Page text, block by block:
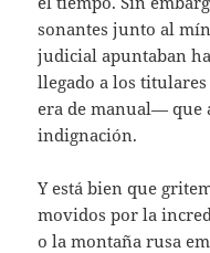
sonantes junto al
judicial apuntaban
llegado a los
era de manual— que
indignación.
Y está bien que
movidos por la
o la montaña rusa